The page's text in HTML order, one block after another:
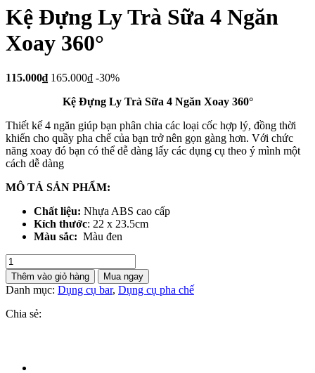
Kệ Đựng Ly Trà Sữa 4 Ngăn
Xoay 360°
115.000₫ 165.000₫ -30%
Kệ Đựng Ly Trà Sữa 4 Ngăn Xoay 360°
Thiết kế 4 ngăn giúp bạn phân chia các loại cốc hợp lý, đồng thời
khiến cho quầy pha chế của bạn trở nên gọn gàng hơn. Với chức
năng xoay đó bạn có thể dễ dàng lấy các dụng cụ theo ý mình một
cách dễ dàng
MÔ TẢ SẢN PHẨM:
Chất liệu: Nhựa ABS cao cấp
Kích thước: 22 x 23.5cm
Màu sắc: Màu đen
Kệ
Đựng
Ly
Trà
Sữa
Thêm vào giỏ hàng Mua ngay
Danh mục: Dụng cụ bar, Dụng cụ pha chế
Chia sẻ: